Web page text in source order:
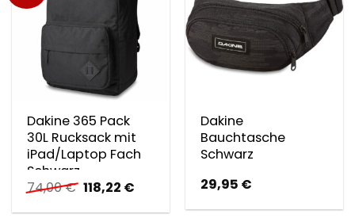
Dakine 365 Pack
30L Rucksack mit
iPad/Laptop Fach
Schwarz
74,00€ Ursprünglicher
Preis
war:
118,22 €
ist:
Dakine
Bauchtasche
Schwarz
29,95 €